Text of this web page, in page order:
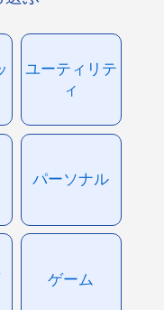
ユーティリテ
ィ
パーソナル
ゲーム